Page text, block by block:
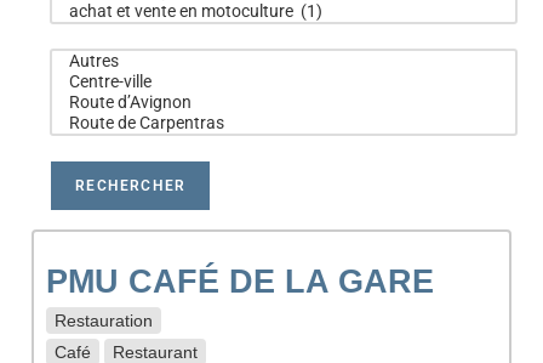
PMU CAFÉ DE LA GARE
Restauration
Café
Restaurant